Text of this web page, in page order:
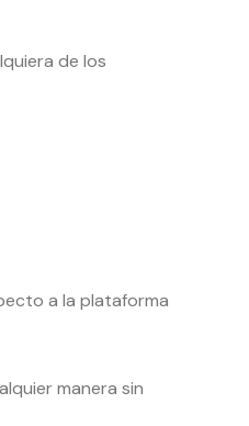
de los
a la plataforma
manera sin